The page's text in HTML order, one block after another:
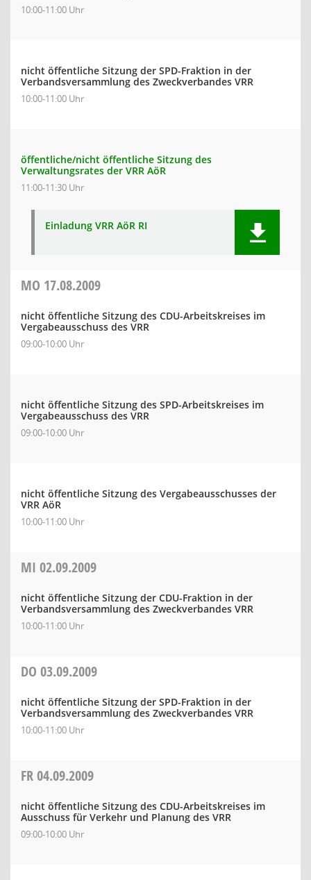
10:00-11:00 Uhr
nicht öffentliche Sitzung der SPD-Fraktion in der
Verbandsversammlung des Zweckverbandes VRR
10:00-11:00 Uhr
öffentliche/nicht öffentliche Sitzung des
Verwaltungsrates der VRR AöR
11:00-11:30 Uhr
Einladung VRR AöR RI
MO 17.08.2009
nicht öffentliche Sitzung des CDU-Arbeitskreises im
Vergabeausschuss des VRR
09:00-10:00 Uhr
nicht öffentliche Sitzung des SPD-Arbeitskreises im
Vergabeausschuss des VRR
09:00-10:00 Uhr
nicht öffentliche Sitzung des Vergabeausschusses der
VRR AöR
10:00-11:00 Uhr
MI 02.09.2009
nicht öffentliche Sitzung der CDU-Fraktion in der
Verbandsversammlung des Zweckverbandes VRR
10:00-11:00 Uhr
DO 03.09.2009
nicht öffentliche Sitzung der SPD-Fraktion in der
Verbandsversammlung des Zweckverbandes VRR
10:00-11:00 Uhr
FR04.09.2009
nicht öffentliche Sitzung des CDU-Arbeitskreises im
Ausschuss für Verkehr und Planung des VRR
09:00-10:00 Uhr